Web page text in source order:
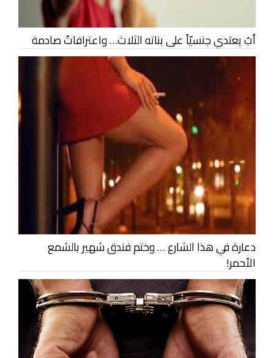
أبٌ يعتدي جنسيّاً على بناته الثلاث… واعترافاتٌ صادمة
دعارة في هذا الشارع … وختم فندق شهير بالشمع
الأحمر!